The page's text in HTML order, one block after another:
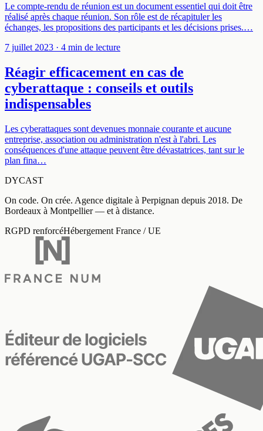
Le compte-rendu de réunion est un document essentiel qui doit être
réalisé après chaque réunion. Son rôle est de récapituler les
échanges, les propositions des participants et les décisions prises.…
7 juillet 2023 · 4 min de lecture
Réagir efficacement en cas de
cyberattaque : conseils et outils
indispensables
Les cyberattaques sont devenues monnaie courante et aucune
entreprise, association ou administration n'est à l'abri. Les
conséquences d'une attaque peuvent être dévastatrices, tant sur le
plan fina…
DYCAST
On code. On crée. Agence digitale à Perpignan depuis 2018. De
Bordeaux à Montpellier — et à distance.
RGPD renforcéHébergement France / UE